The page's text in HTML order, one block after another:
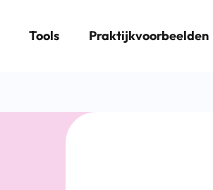
Tools Praktijkvoorbeelden